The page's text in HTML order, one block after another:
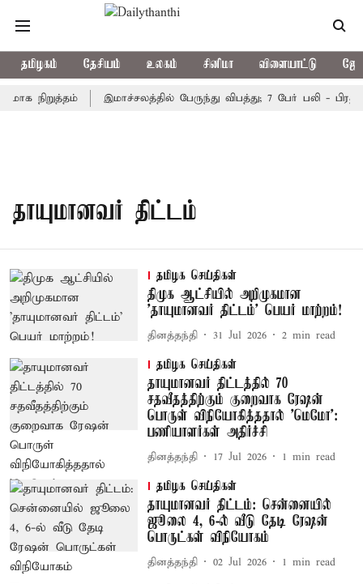
தமிழகம் தேசியம் உலகம் சினிமா விளையாட்டு
நிறுத்தம் இமாச்சலத்தில் பேருந்து விபத்து; 7 பேர் பலி -
தாயுமானவர் திட்டம்
தமிழக செய்திகள்
திமுக ஆட்சியில் அறிமுகமான
'தாயுமானவர் திட்டம்' பெயர் மாற்றம்!
தினத்தந்தி 31 Jul 2026 2 min read
தமிழக செய்திகள்
தாயுமானவர் திட்டத்தில் 70
சதவீதத்திற்கும் குறைவாக ரேஷன்
பொருள் விநியோகித்ததால் 'மெமோ':
பணியாளர்கள் அதிர்ச்சி
தினத்தந்தி 17 Jul 2026 1 min read
தமிழக செய்திகள்
தாயுமானவர் திட்டம்: சென்னையில்
ஜூலை 4, 6-ல் வீடு தேடி ரேஷன்
பொருட்கள் விநியோகம்
தினத்தந்தி 02 Jul 2026 1 min read